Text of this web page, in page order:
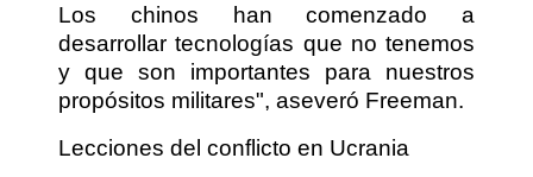
Los chinos han comenzado a
desarrollar tecnologías que no tenemos
y que son importantes para nuestros
propósitos militares", aseveró Freeman.
Lecciones del conflicto en Ucrania